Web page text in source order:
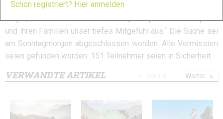
uns Vorwürfe“, sagte Zhang Xuchen, der Bürgermeister von
Baiyin, auf einer Pressekonferenz. „Wir sprechen den Opfern
und ihren Familien unser tiefes Mitgefühl aus.“ Die Suche sei
am Sonntagmorgen abgeschlossen worden. Alle Vermissten
seien gefunden worden. 151 Teilnehmer seien in Sicherheit.
VERWANDTE ARTIKEL Weiter
Schon registriert? Hier anmelden